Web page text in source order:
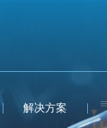
解决方案